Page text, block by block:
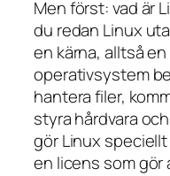
Men först: vad är
du redan Linux
en kärna, alltså
operativsystem
hantera filer,
styra hårdvara
gör Linux
en licens som gör